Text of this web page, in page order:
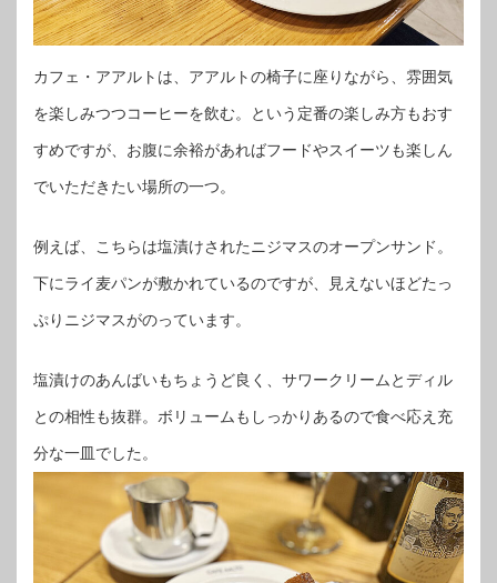
カフェ・アアルトは、アアルトの椅子に座りながら、雰囲気
を楽しみつつコーヒーを飲む。という定番の楽しみ方もおす
すめですが、お腹に余裕があればフードやスイーツも楽しん
でいただきたい場所の一つ。
例えば、こちらは塩漬けされたニジマスのオープンサンド。
下にライ麦パンが敷かれているのですが、見えないほどたっ
ぷりニジマスがのっています。
塩漬けのあんばいもちょうど良く、サワークリームとディル
との相性も抜群。ボリュームもしっかりあるので食べ応え充
分な一皿でした。